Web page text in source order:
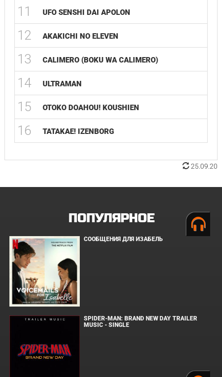
11 UFO SENSHI DAI APOLON
12 AKAKICHI NO ELEVEN
13 CALIMERO (BOKU WA CALIMERO)
14 ULTRAMAN
15 OTOKO DOAHOU! KOUSHIEN
16 TATAKAE! IZENBORG
25.09.20
ПОПУЛЯРНОЕ
СООБЩЕНИЯ ДЛЯ ИЗАБЕЛЬ
SPIDER-MAN: BRAND NEW DAY TRAILER
MUSIC - SINGLE